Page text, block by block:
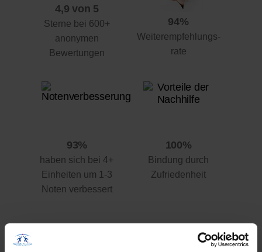
4,9 von 5
Sterne bei 600+
anonymen
Bewertungen
94%
Weiterempfehlungs-
rate
93%
haben sich bei 4+
Einheiten um 1-3
Noten verbessert
100%
Bindung durch
Zufriedenheit
Ihre Vorteile gegenüber anderen